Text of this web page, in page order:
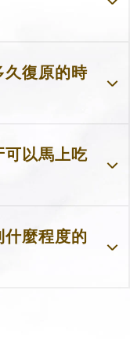
復原的時
以馬上吃
麼程度的